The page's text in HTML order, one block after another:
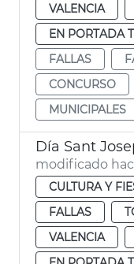
VALENCIA
EN PORTADA
FALLAS
CONCURSO
MUNICIPALES
Día Sant
modificado
CULTURA Y
FALLAS
VALENCIA